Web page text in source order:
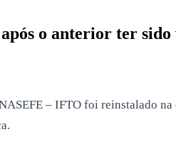
o anterior ter sido
– IFTO foi reinstalado